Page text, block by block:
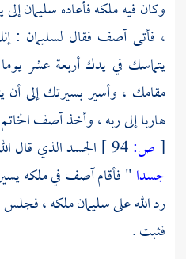
وكان فيه ملكه فأعادهسليمان
، فأتىآصف فقال لسليمان :
يتماسك في يدك أربعة عشر يوما
مقامك ، وأسير بسيرتك إلى أن
هاربا إلى ربه ، وأخذآصف
[ص: الجسد الذي قال
جسدا" فأقامآصففي ملكه
رد الله علىسليمانملكه ، فجلس
فثبت .